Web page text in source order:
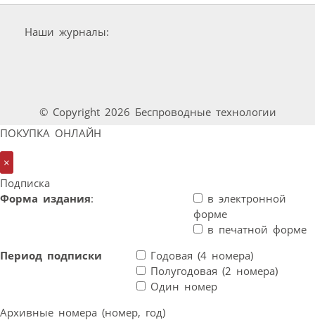
Наши журналы:
© Copyright 2026 Беспроводные технологии
ПОКУПКА ОНЛАЙН
×
Подписка
Форма издания:
в электронной
форме
в печатной форме
Период подписки
Годовая (4 номера)
Полугодовая (2 номера)
Один номер
Архивные номера (номер, год)